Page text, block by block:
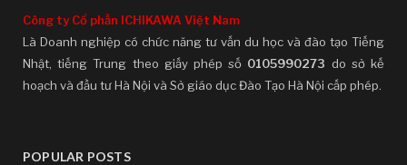
Công ty Cổ phần ICHIKAWA Việt Nam
Là Doanh nghiệp có chức năng tư vấn du học và đào tạo Tiếng
Nhật, tiếng Trung theo giấy phép số 0105990273 do sở kế
hoạch và đầu tư Hà Nội và Sở giáo dục Đào Tạo Hà Nội cấp phép.
POPULAR POSTS